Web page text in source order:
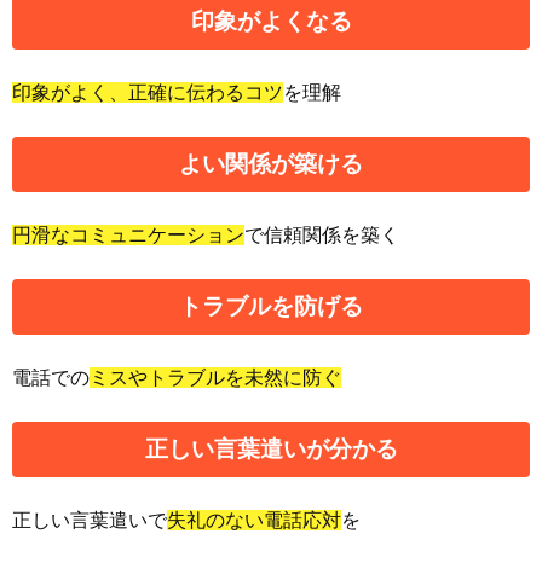
印象がよく なる
印象がよく、正確に伝わるコツを理解
よい関係が築ける
円滑なコミュニケーションで信頼関係を築く
トラブルを防げる
電話での ミスやトラブルを未然に防ぐ
正しい言葉遣いが分かる
正しい言葉遣いで失礼のない電話応対を